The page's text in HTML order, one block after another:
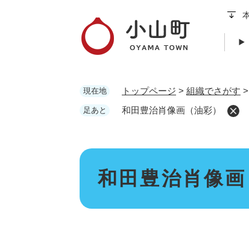
現在地 トップページ > 組織でさがす >
足あと 和田豊治肖像画（油彩）
本
和田豊治肖像画